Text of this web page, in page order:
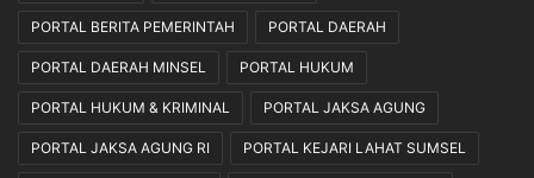
PORTAL BERITA PEMERINTAH PORTAL DAERAH
PORTAL DAERAH MINSEL PORTAL HUKUM
PORTAL HUKUM & KRIMINAL PORTAL JAKSA AGUNG
PORTAL JAKSA AGUNG RI PORTAL KEJARI LAHAT SUMSEL